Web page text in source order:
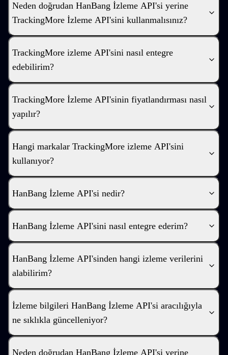
Neden doğrudan HanBang İzleme API'si yerine
TrackingMore İzleme API'sini kullanmalısınız?
TrackingMore izleme API'sini nasıl entegre
edebilirim?
TrackingMore İzleme API'sinin fiyatlandırması nasıl
yapılır?
Hangi markalar TrackingMore izleme API'sini
kullanıyor?
HanBang İzleme API'si nedir?
HanBang İzleme API'sini nasıl entegre ederim?
HanBang İzleme API'sinden hangi izleme verilerini
alabilirim?
İzleme bilgileri HanBang İzleme API'si aracılığıyla
ne sıklıkla güncelleniyor?
Neden doğrudan HanBang İzleme API'si yerine